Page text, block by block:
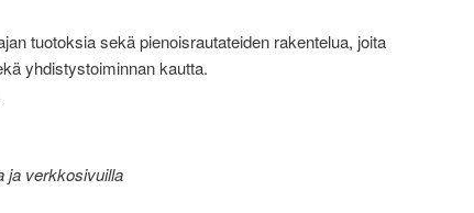
tuotoksia sekä pienoisrautateiden rakentelua, joita
yhdistystoiminnan kautta.
ja verkkosivuilla